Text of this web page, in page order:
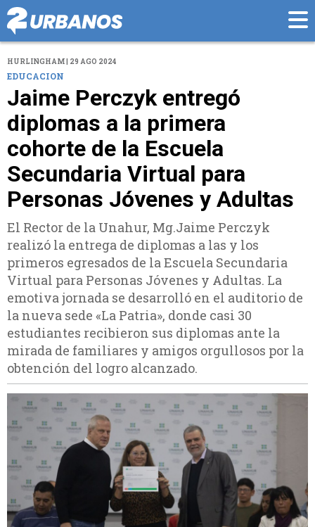
HURLINGHAM | 29 AGO 2024
EDUCACION
Jaime Perczyk entregó
diplomas a la primera
cohorte de la Escuela
Secundaria Virtual para
Personas Jóvenes y Adultas
El Rector de la Unahur, Mg.Jaime Perczyk
realizó la entrega de diplomas a las y los
primeros egresados de la Escuela Secundaria
Virtual para Personas Jóvenes y Adultas. La
emotiva jornada se desarrolló en el auditorio de
la nueva sede «La Patria», donde casi 30
estudiantes recibieron sus diplomas ante la
mirada de familiares y amigos orgullosos por la
obtención del logro alcanzado.